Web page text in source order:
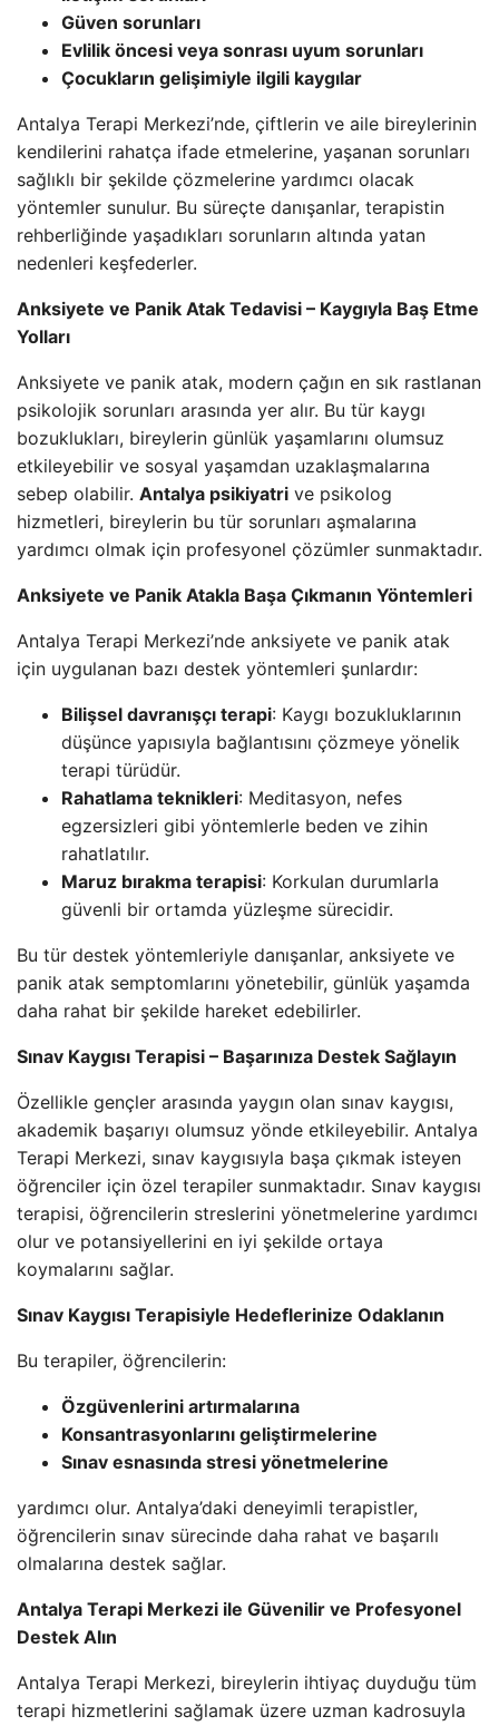
Güven sorunları
Evlilik öncesi veya sonrası uyum sorunları
Çocukların gelişimiyle ilgili kaygılar
Antalya Terapi Merkezi’nde, çiftlerin ve aile bireylerinin
kendilerini rahatça ifade etmelerine, yaşanan sorunları
sağlıklı bir şekilde çözmelerine yardımcı olacak
yöntemler sunulur. Bu süreçte danışanlar, terapistin
rehberliğinde yaşadıkları sorunların altında yatan
nedenleri keşfederler.
Anksiyete ve Panik Atak Tedavisi – Kaygıyla Baş Etme
Yolları
Anksiyete ve panik atak, modern çağın en sık rastlanan
psikolojik sorunları arasında yer alır. Bu tür kaygı
bozuklukları, bireylerin günlük yaşamlarını olumsuz
etkileyebilir ve sosyal yaşamdan uzaklaşmalarına
sebep olabilir. Antalya psikiyatri ve psikolog
hizmetleri, bireylerin bu tür sorunları aşmalarına
yardımcı olmak için profesyonel çözümler sunmaktadır.
Anksiyete ve Panik Atakla Başa Çıkmanın Yöntemleri
Antalya Terapi Merkezi’nde anksiyete ve panik atak
için uygulanan bazı destek yöntemleri şunlardır:
Bilişsel davranışçı terapi: Kaygı bozukluklarının
düşünce yapısıyla bağlantısını çözmeye yönelik
terapi türüdür.
Rahatlama teknikleri: Meditasyon, nefes
egzersizleri gibi yöntemlerle beden ve zihin
rahatlatılır.
Maruz bırakma terapisi: Korkulan durumlarla
güvenli bir ortamda yüzleşme sürecidir.
Bu tür destek yöntemleriyle danışanlar, anksiyete ve
panik atak semptomlarını yönetebilir, günlük yaşamda
daha rahat bir şekilde hareket edebilirler.
Sınav Kaygısı Terapisi – Başarınıza Destek Sağlayın
Özellikle gençler arasında yaygın olan sınav kaygısı,
akademik başarıyı olumsuz yönde etkileyebilir. Antalya
Terapi Merkezi, sınav kaygısıyla başa çıkmak isteyen
öğrenciler için özel terapiler sunmaktadır. Sınav kaygısı
terapisi, öğrencilerin streslerini yönetmelerine yardımcı
olur ve potansiyellerini en iyi şekilde ortaya
koymalarını sağlar.
Sınav Kaygısı Terapisiyle Hedeflerinize Odaklanın
Bu terapiler, öğrencilerin:
Özgüvenlerini artırmalarına
Konsantrasyonlarını geliştirmelerine
Sınav esnasında stresi yönetmelerine
yardımcı olur. Antalya’daki deneyimli terapistler,
öğrencilerin sınav sürecinde daha rahat ve başarılı
olmalarına destek sağlar.
Antalya Terapi Merkezi ile Güvenilir ve Profesyonel
Destek Alın
Antalya Terapi Merkezi, bireylerin ihtiyaç duyduğu tüm
terapi hizmetlerini sağlamak üzere uzman kadrosuyla